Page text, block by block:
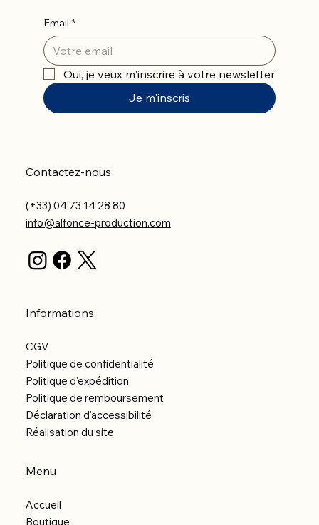
Email *
Oui, je veux m'inscrire à votre newsletter
Je m'inscris
Contactez-nous
(+33) 04 73 14 28 80
info@alfonce-production.com
Informations
CGV
Politique de confidentialité
Politique d'expédition
Politique de remboursement
Déclaration d'accessibilité
Réalisation du site
Menu
Accueil
Boutique